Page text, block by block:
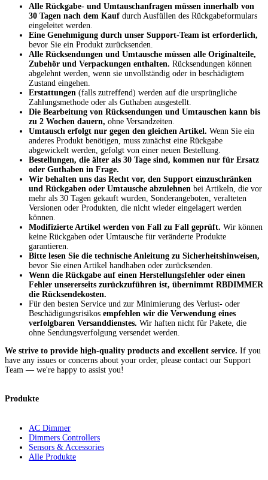
Alle Rückgabe- und Umtauschanfragen müssen innerhalb von
30 Tagen nach dem Kauf durch Ausfüllen des Rückgabeformulars
eingeleitet werden.
Eine Genehmigung durch unser Support-Team ist erforderlich,
bevor Sie ein Produkt zurücksenden.
Alle Rücksendungen und Umtausche müssen alle Originalteile,
Zubehör und Verpackungen enthalten. Rücksendungen können
abgelehnt werden, wenn sie unvollständig oder in beschädigtem
Zustand eingehen.
Erstattungen (falls zutreffend) werden auf die ursprüngliche
Zahlungsmethode oder als Guthaben ausgestellt.
Die Bearbeitung von Rücksendungen und Umtauschen kann bis
zu 2 Wochen dauern, ohne Versandzeiten.
Umtausch erfolgt nur gegen den gleichen Artikel. Wenn Sie ein
anderes Produkt benötigen, muss zunächst eine Rückgabe
abgewickelt werden, gefolgt von einer neuen Bestellung.
Bestellungen, die älter als 30 Tage sind, kommen nur für Ersatz
oder Guthaben in Frage.
Wir behalten uns das Recht vor, den Support einzuschränken
und Rückgaben oder Umtausche abzulehnen bei Artikeln, die vor
mehr als 30 Tagen gekauft wurden, Sonderangeboten, veralteten
Versionen oder Produkten, die nicht wieder eingelagert werden
können.
Modifizierte Artikel werden von Fall zu Fall geprüft. Wir können
keine Rückgaben oder Umtausche für veränderte Produkte
garantieren.
Bitte lesen Sie die technische Anleitung zu Sicherheitshinweisen,
bevor Sie einen Artikel handhaben oder zurücksenden.
Wenn die Rückgabe auf einen Herstellungsfehler oder einen
Fehler unsererseits zurückzuführen ist, übernimmt RBDIMMER
die Rücksendekosten.
Für den besten Service und zur Minimierung des Verlust- oder
Beschädigungsrisikos empfehlen wir die Verwendung eines
verfolgbaren Versanddienstes. Wir haften nicht für Pakete, die
ohne Sendungsverfolgung versendet werden.
We strive to provide high-quality products and excellent service. If you
have any issues or concerns about your order, please contact our Support
Team — we're happy to assist you!
Produkte
AC Dimmer
Dimmers Controllers
Sensors & Accessories
Alle Produkte